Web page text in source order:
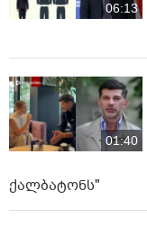
06:13
01:40
ქალბატონს"